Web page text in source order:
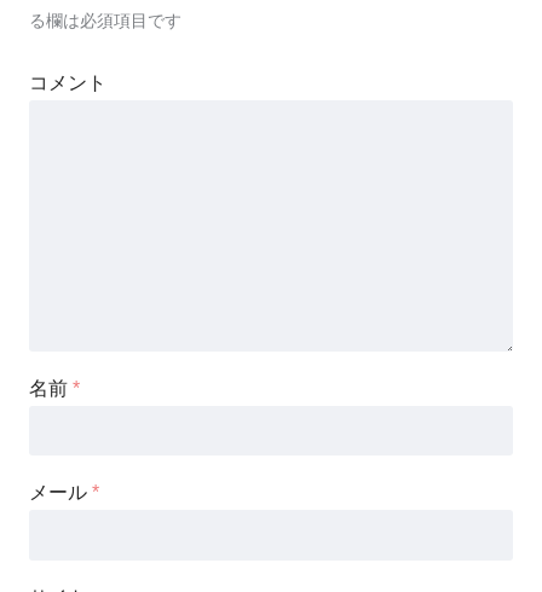
る欄は必須項目です
コメント
名前 *
メール *